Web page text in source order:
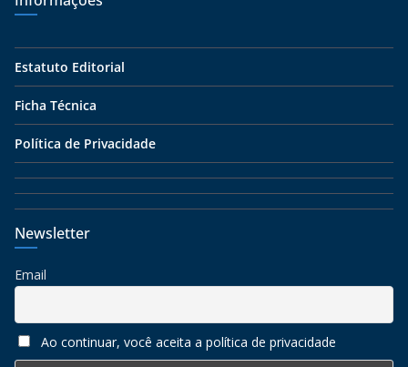
Estatuto Editorial
Ficha Técnica
Política de Privacidade
Newsletter
Email
Ao continuar, você aceita a política de privacidade